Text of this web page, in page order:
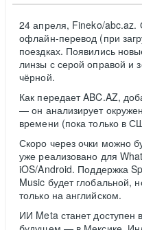
24 апреля, Fineko/abc.az.
офлайн-перевод (при
поездках. Появились
линзы с серой оправой и
чёрной.
Как передает ABC.AZ,
— он анализирует
времени (пока только в
Скоро через очки можно
уже реализовано для
iOS/Android. Поддержка
Music будет глобальной,
только на английском.
ИИ Meta станет доступен